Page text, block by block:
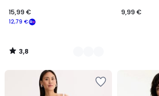
12,79 €
15,99 €
3,8
/
9,99 €